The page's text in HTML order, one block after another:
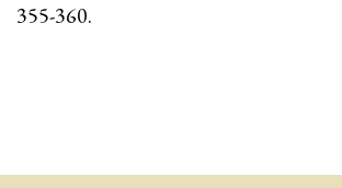
355-360.